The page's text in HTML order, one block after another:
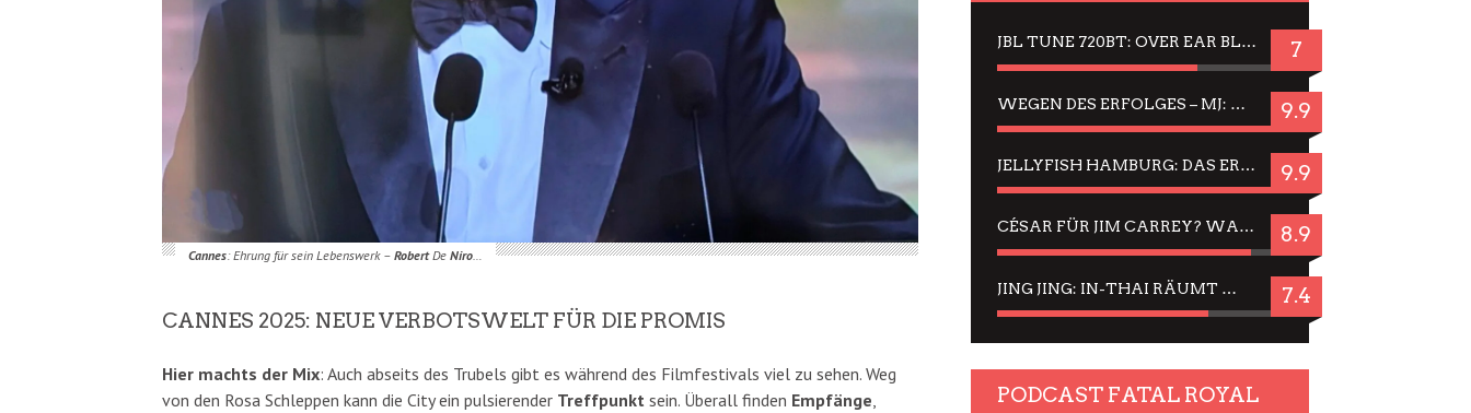
Cannes: Ehrung für sein Lebenswerk – RobertDe Niro…
CANNES 2025: NEUE VERBOTSWELT FÜR DIE PROMIS
Hier machts der Mix: Auch abseits des Trubels gibt es während des Filmfestivals viel zu sehen. Weg
von den Rosa Schleppen kann die City ein pulsierender Treffpunkt sein. Überall finden Empfänge,
JBL TUNE 720BT: OVER EAR BLUETOOTH KOPFHÖRER UM DIE 50,-€ IM DAUER-TEST 7
WEGEN DES ERFOLGES – MJ: MICHAEL JACKSON MUSICAL IN EINER MATINEE SEHEN 9.9
JELLYFISH HAMBURG: DAS ERFOLGREICHE SOMMER-MENÜ 2025 IN GEFÜHLEN UND BILDERN 9.9
CÉSAR FÜR JIM CARREY? WARUM DAS EINER DER NERVIGSTEN ACTORS IST UND BLEIBT 8.9
JING JING: IN-THAI RÄUMT WIEDER TITEL AB – EIN ZWEI-STUNDEN-ERLEBNISBERICHT 7.4
PODCAST FATAL ROYAL